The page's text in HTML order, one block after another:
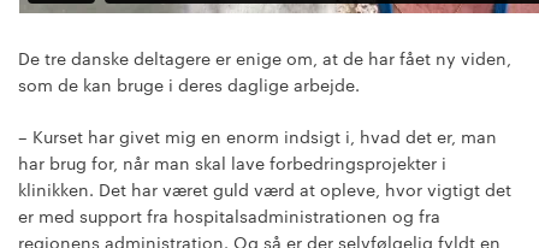
De tre danske deltagere er enige om, at de har fået ny viden,
som de kan bruge i deres daglige arbejde.
– Kurset har givet mig en enorm indsigt i, hvad det er, man
har brug for, når man skal lave forbedringsprojekter i
klinikken. Det har været guld værd at opleve, hvor vigtigt det
er med support fra hospitalsadministrationen og fra
regionens administration. Og så er der selvfølgelig fyldt en